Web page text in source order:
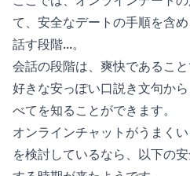
て、安全なデートの手順を含め
話す段階...。
会話の段階は、爽快であるこ
好きな安っぽい口説き文句か
べてを知ることができます。
オンラインチャットがうまく
を検討しているなら、以下の